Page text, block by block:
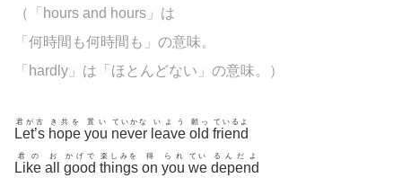
（「hours and hours」は
「何時間も何時間も」の意味。
「hardly」は「ほとんどない」の意味。）
Let’s
君が古
hope
き共を
you
置い
never
ていかな
leave
いよう
old
願っ
friend
ているよ
Like
君の
all
お
good
かげで
things
楽しみを
on
得
you
られ
we
てい
depend
るんだよ